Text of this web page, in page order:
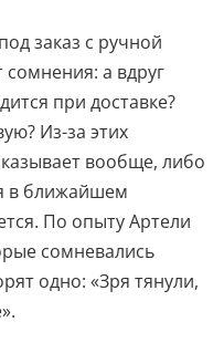
заказ с ручной
а вдруг
при доставке?
Из-за этих
вообще, либо
в ближайшем
По опыту Артели
сомневались
одно: «Зря тянули,